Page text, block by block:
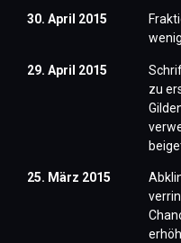
30. April 2015
29. April 2015
zu
25. März 2015